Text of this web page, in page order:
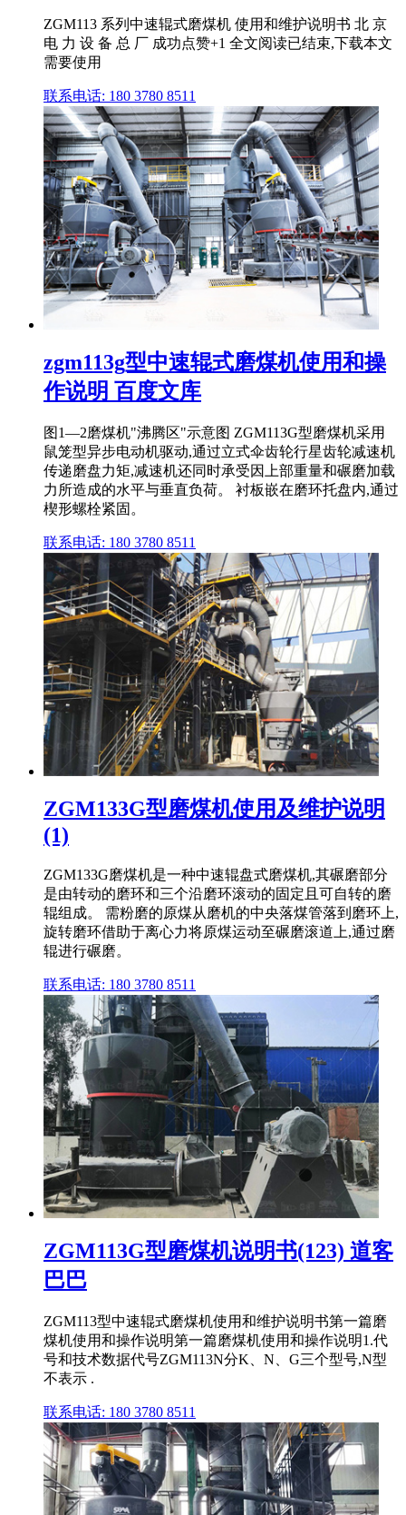
ZGM113 系列中速辊式磨煤机 使用和维护说明书 北 京
电 力 设 备 总 厂 成功点赞+1 全文阅读已结束,下载本文
需要使用
联系电话: 180 3780 8511
zgm113g型中速辊式磨煤机使用和操
作说明 百度文库
图1―2磨煤机"沸腾区"示意图 ZGM113G型磨煤机采用
鼠笼型异步电动机驱动,通过立式伞齿轮行星齿轮减速机
传递磨盘力矩,减速机还同时承受因上部重量和碾磨加载
力所造成的水平与垂直负荷。 衬板嵌在磨环托盘内,通过
楔形螺栓紧固。
联系电话: 180 3780 8511
ZGM133G型磨煤机使用及维护说明
(1)
ZGM133G磨煤机是一种中速辊盘式磨煤机,其碾磨部分
是由转动的磨环和三个沿磨环滚动的固定且可自转的磨
辊组成。 需粉磨的原煤从磨机的中央落煤管落到磨环上,
旋转磨环借助于离心力将原煤运动至碾磨滚道上,通过磨
辊进行碾磨。
联系电话: 180 3780 8511
ZGM113G型磨煤机说明书(123) 道客
巴巴
ZGM113型中速辊式磨煤机使用和维护说明书第一篇磨
煤机使用和操作说明第一篇磨煤机使用和操作说明1.代
号和技术数据代号ZGM113N分K、N、G三个型号,N型
不表示 .
联系电话: 180 3780 8511